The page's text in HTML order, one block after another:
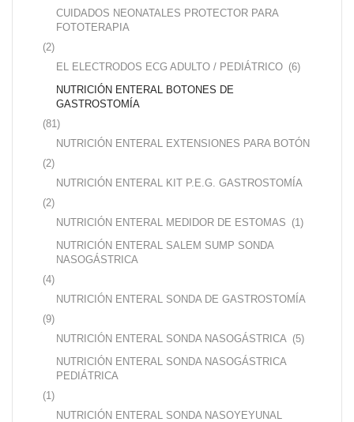
CUIDADOS NEONATALES PROTECTOR PARA
FOTOTERAPIA
(2)
EL ELECTRODOS ECG ADULTO / PEDIÁTRICO (6)
NUTRICIÓN ENTERAL BOTONES DE
GASTROSTOMÍA
(81)
NUTRICIÓN ENTERAL EXTENSIONES PARA BOTÓN
(2)
NUTRICIÓN ENTERAL KIT P.E.G. GASTROSTOMÍA
(2)
NUTRICIÓN ENTERAL MEDIDOR DE ESTOMAS (1)
NUTRICIÓN ENTERAL SALEM SUMP SONDA
NASOGÁSTRICA
(4)
NUTRICIÓN ENTERAL SONDA DE GASTROSTOMÍA
(9)
NUTRICIÓN ENTERAL SONDA NASOGÁSTRICA (5)
NUTRICIÓN ENTERAL SONDA NASOGÁSTRICA
PEDIÁTRICA
(1)
NUTRICIÓN ENTERAL SONDA NASOYEYUNAL